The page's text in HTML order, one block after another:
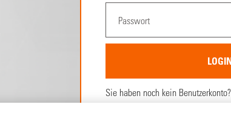
Sie haben noch kein Benutzerkonto?